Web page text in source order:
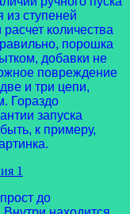
из ступеней
количества
порошка
добавки не
повреждение
и три цепи,
Гораздо
запуска
к примеру,
до